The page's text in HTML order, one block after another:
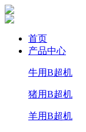
首页
产品中心
牛用B超机
猪用B超机
羊用B超机